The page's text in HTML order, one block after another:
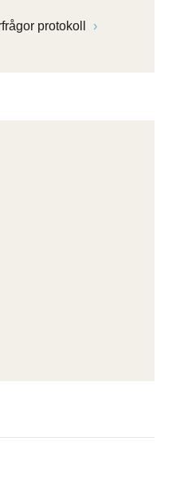
protokoll